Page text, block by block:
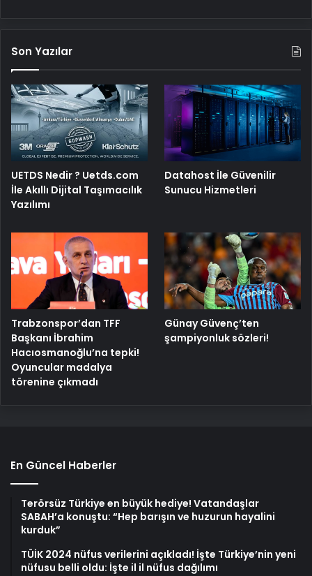
Son Yazılar
UETDS Nedir ? Uetds.com
İle Akıllı Dijital Taşımacılık
Yazılımı
Datahost İle Güvenilir
Sunucu Hizmetleri
Trabzonspor’dan TFF
Başkanı İbrahim
Hacıosmanoğlu’na tepki!
Oyuncular madalya
törenine çıkmadı
Günay Güvenç’ten
şampiyonluk sözleri!
En Güncel Haberler
Terörsüz Türkiye en büyük hediye! Vatandaşlar
SABAH’a konuştu: “Hep barışın ve huzurun hayalini
kurduk”
TÜİK 2024 nüfus verilerini açıkladı! İşte Türkiye’nin yeni
nüfusu belli oldu: İşte il il nüfus dağılımı